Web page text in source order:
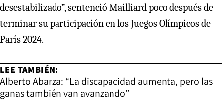
desestabilizado”, sentenció Mailliard poco después de
terminar su participación en los Juegos Olímpicos de
París 2024.
LEE TAMBIÉN:
Alberto Abarza: “La discapacidad aumenta, pero las
ganas también van avanzando”